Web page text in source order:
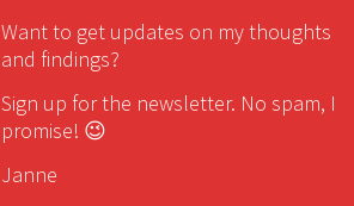
January 2015
April 2014
September 2013
August 2013
Want to get updates on my thoughts
and findings?
Sign up for the newsletter. No spam, I
promise! 😉
Janne